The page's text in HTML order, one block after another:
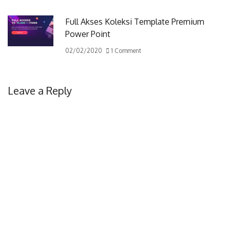
Full Akses Koleksi Template Premium
Power Point
02/02/2020 1 Comment
Leave a Reply